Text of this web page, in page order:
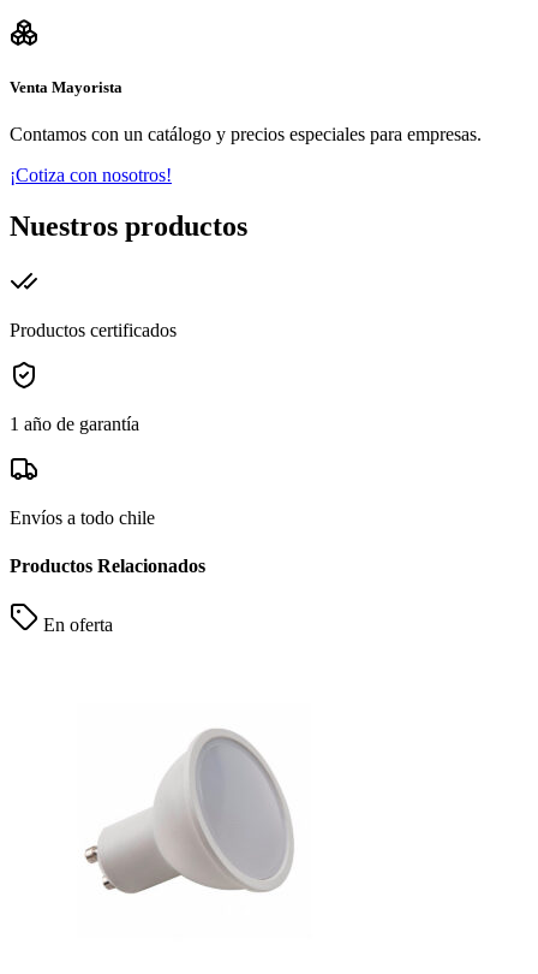
Venta Mayorista
Contamos con un catálogo y precios especiales para empresas.
¡Cotiza con nosotros!
Nuestros productos
Productos certificados
1 año de garantía
Envíos a todo chile
Productos Relacionados
En oferta